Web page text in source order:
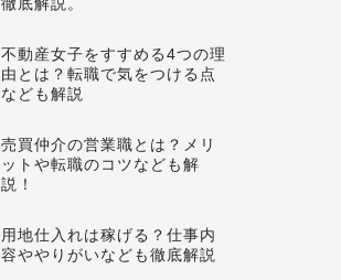
徹底解説。
不動産女子をすすめる4つの理
由とは？転職で気をつける点
なども解説
売買仲介の営業職とは？メリ
ットや転職のコツなども解
説！
用地仕入れは稼げる？仕事内
容ややりがいなども徹底解説